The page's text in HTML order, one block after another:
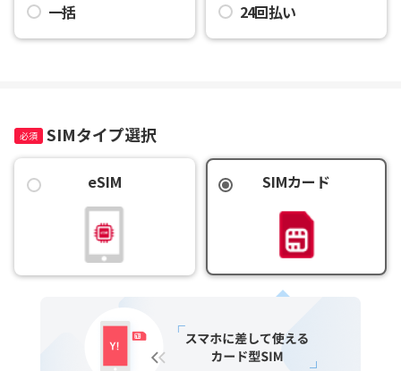
一括 24回払い
SIMタイプ選択
eSIM SIMカード